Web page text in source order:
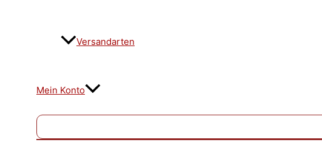
Versandarten
Mein Konto